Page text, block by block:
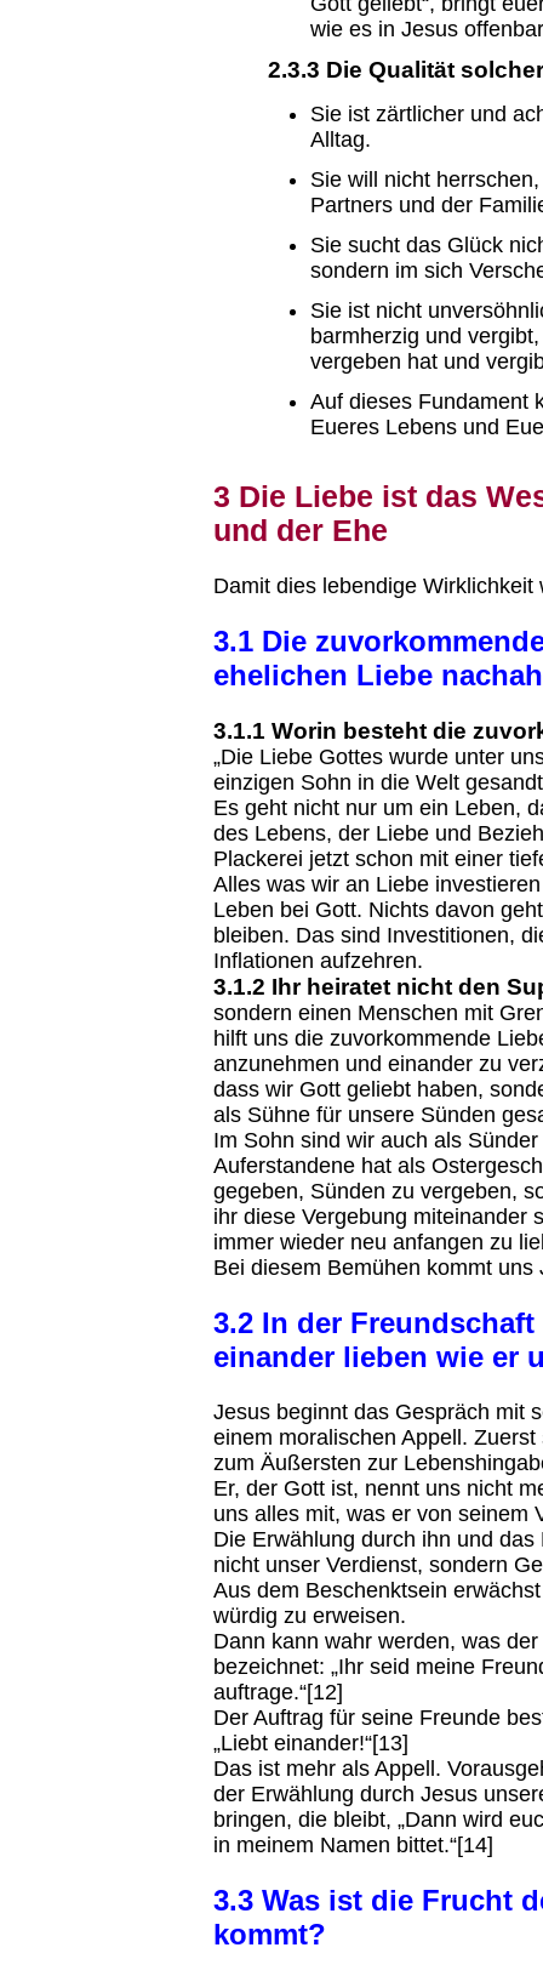
wie es in Jesus
2.3.3 Die Qualität solcher
Sie ist zärtlicher und
Alltag.
Sie will nicht
Partners und der
Sie sucht das Glück
sondern im sich
Sie ist nicht
barmherzig und
vergeben hat und
Auf dieses Fundament
Eueres Lebens und
3 Die Liebe ist das
und der Ehe
Damit dies lebendige Wirklichkeit
3.1 Die
ehelichen Liebe
3.1.1 Worin besteht die
„Die Liebe Gottes wurde unter
einzigen Sohn in die Welt
Es geht nicht nur um ein Leben,
des Lebens, der Liebe und
Plackerei jetzt schon mit einer
Alles was wir an Liebe
Leben bei Gott. Nichts davon
bleiben. Das sind Investitionen,
Inflationen aufzehren.
3.1.2 Ihr heiratet nicht den
sondern einen Menschen mit
hilft uns die zuvorkommende
anzunehmen und einander zu
dass wir Gott geliebt haben,
als Sühne für unsere Sünden
Im Sohn sind wir auch als
Auferstandene hat als
gegeben, Sünden zu vergeben,
ihr diese Vergebung miteinander
immer wieder neu anfangen zu
Bei diesem Bemühen kommt uns
3.2 In der
einander lieben wie er
Jesus beginnt das Gespräch mit
einem moralischen Appell.
zum Äußersten zur
Er, der Gott ist, nennt uns nicht
uns alles mit, was er von seinem
Die Erwählung durch ihn und
nicht unser Verdienst, sondern
Aus dem Beschenktsein
würdig zu erweisen.
Dann kann wahr werden, was
bezeichnet: „Ihr seid meine
auftrage.“[12]
Der Auftrag für seine Freunde
„Liebt einander!“[13]
Das ist mehr als Appell.
der Erwählung durch Jesus
bringen, die bleibt, „Dann wird
in meinem Namen bittet.“[14]
3.3 Was ist die Frucht
kommt?